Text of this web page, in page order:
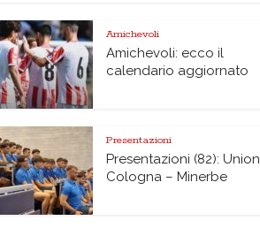
Amichevoli
Amichevoli: ecco il
calendario aggiornato
Presentazioni
Presentazioni (82): Union
Cologna – Minerbe